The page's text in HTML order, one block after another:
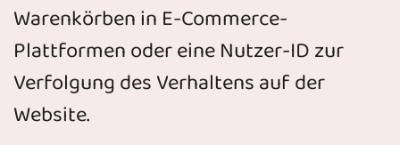
Warenkörben in E-Commerce-
Plattformen oder eine Nutzer-ID zur
Verfolgung des Verhaltens auf der
Website.